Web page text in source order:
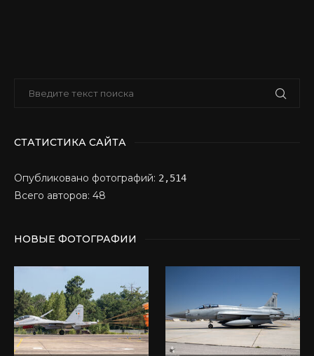
СТАТИСТИКА САЙТА
Опубликовано фотографий: 2,514
Всего авторов: 48
НОВЫЕ ФОТОГРАФИИ